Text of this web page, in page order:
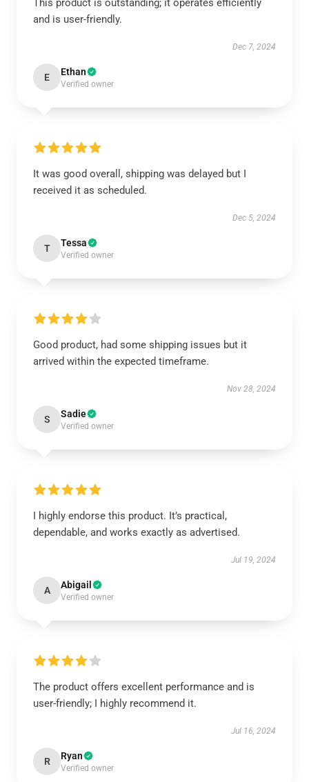
This product is outstanding; it operates efficiently
and is user-friendly.
Dec 7, 2024
E Ethan
Verified owner
It was good overall, shipping was delayed but I
received it as scheduled.
Dec 5, 2024
T Tessa
Verified owner
Good product, had some shipping issues but it
arrived within the expected timeframe.
Nov 28, 2024
S Sadie
Verified owner
I highly endorse this product. It’s practical,
dependable, and works exactly as advertised.
Jul 19, 2024
A Abigail
Verified owner
The product offers excellent performance and is
user-friendly; I highly recommend it.
Jul 16, 2024
R Ryan
Verified owner